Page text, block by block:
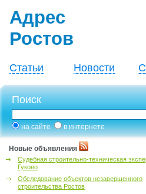
Адрес
Ростов
Статьи Новости
Поиск
на сайте в интернете
Новые объявления
Судебная строительно-техническая
Гуково
Обследование объектов незавершенного
строительства Ростов